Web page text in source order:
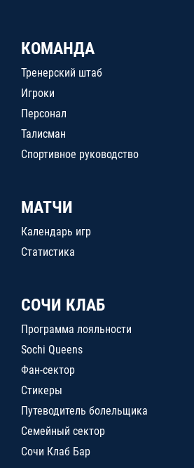
КОМАНДА
Тренерский штаб
Игроки
Персонал
Талисман
Спортивное руководство
МАТЧИ
Календарь игр
Статистика
СОЧИ КЛАБ
Программа лояльности
Sochi Queens
Фан-сектор
Стикеры
Путеводитель болельщика
Семейный сектор
Сочи Клаб Бар